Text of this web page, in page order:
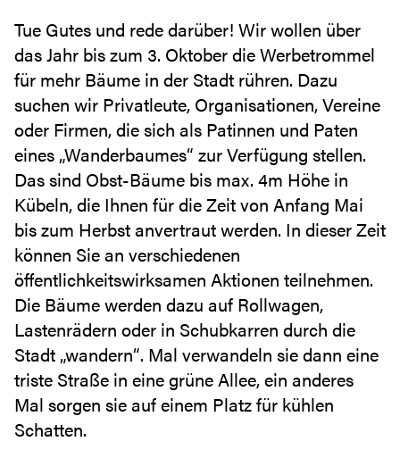
Tue Gutes und rede darüber! Wir wollen über
das Jahr bis zum 3. Oktober die Werbetrommel
für mehr Bäume in der Stadt rühren. Dazu
suchen wir Privatleute, Organisationen, Vereine
oder Firmen, die sich als Patinnen und Paten
eines „Wanderbaumes“ zur Verfügung stellen.
Das sind Obst-Bäume bis max. 4m Höhe in
Kübeln, die Ihnen für die Zeit von Anfang Mai
bis zum Herbst anvertraut werden. In dieser Zeit
können Sie an verschiedenen
öffentlichkeitswirksamen Aktionen teilnehmen.
Die Bäume werden dazu auf Rollwagen,
Lastenrädern oder in Schubkarren durch die
Stadt „wandern“. Mal verwandeln sie dann eine
triste Straße in eine grüne Allee, ein anderes
Mal sorgen sie auf einem Platz für kühlen
Schatten.